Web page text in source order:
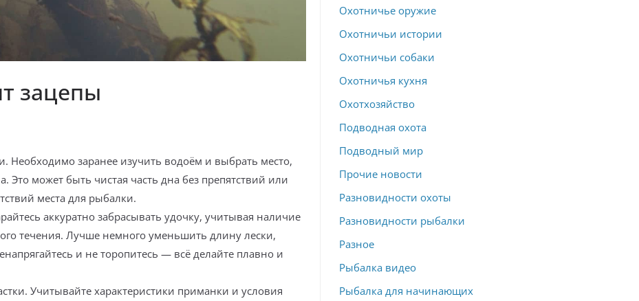
зацепы
Необходимо заранее изучить водоём и выбрать место,
Это может быть чистая часть дна без препятствий или
места для рыбалки.
аккуратно забрасывать удочку, учитывая наличие
течения. Лучше немного уменьшить длину лески,
и не торопитесь — всё делайте плавно и
Учитывайте характеристики приманки и условия
Охотничье оружие
Охотничьи истории
Охотничьи собаки
Охотничья кухня
Охотхозяйство
Подводная охота
Подводный мир
Прочие новости
Разновидности охоты
Разновидности рыбалки
Разное
Рыбалка видео
Рыбалка для начинающих